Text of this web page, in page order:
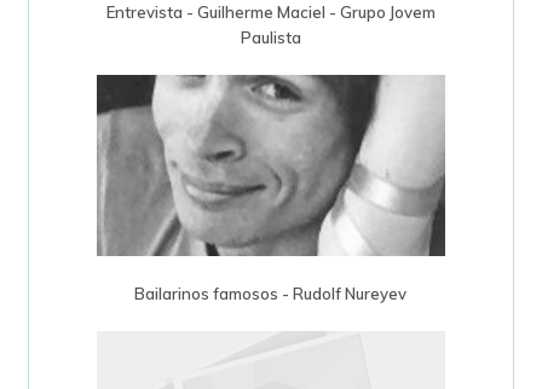
Entrevista - Guilherme Maciel - Grupo Jovem
Paulista
Bailarinos famosos - Rudolf Nureyev